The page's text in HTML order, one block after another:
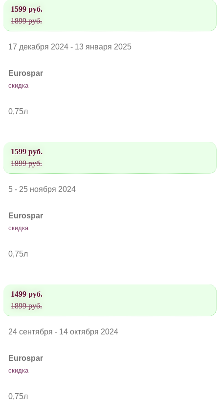
1599 руб.
1899 руб.
17 декабря 2024 - 13 января 2025
Eurospar
скидка
0,75л
1599 руб.
1899 руб.
5 - 25 ноября 2024
Eurospar
скидка
0,75л
1499 руб.
1899 руб.
24 сентября - 14 октября 2024
Eurospar
скидка
0,75л